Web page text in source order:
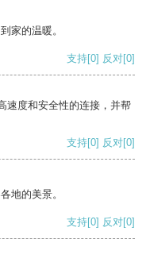
家的温暖。
支持[0] 反对[0]
速度和安全性的连接，并帮
支持[0] 反对[0]
地的美景。
支持[0] 反对[0]